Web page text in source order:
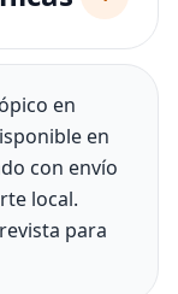
en
en
con envío
local.
para